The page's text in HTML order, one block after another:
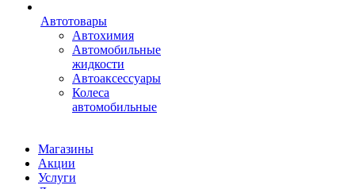
Автотовары
Автохимия
Автомобильные
жидкости
Автоаксессуары
Колеса
автомобильные
Магазины
Акции
Услуги